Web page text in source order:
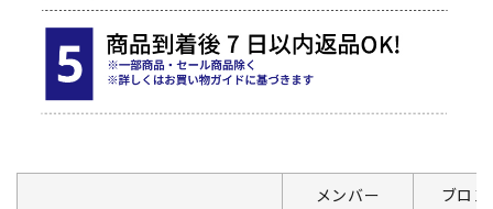
メンバー ブロン